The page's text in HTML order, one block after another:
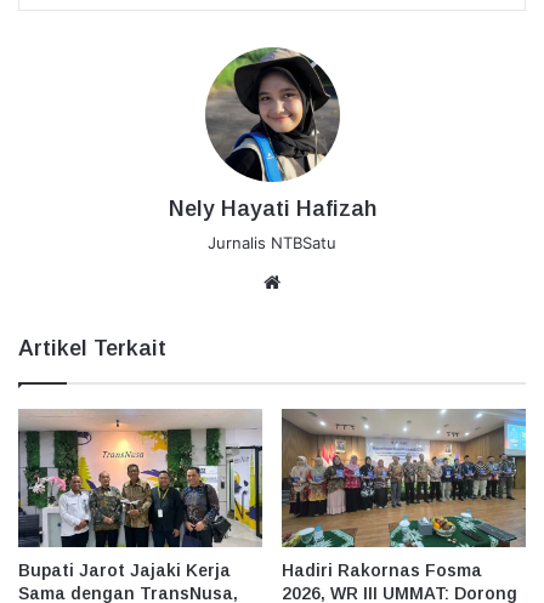
Nely Hayati Hafizah
Jurnalis NTBSatu
Artikel Terkait
Bupati Jarot Jajaki Kerja
Sama dengan TransNusa,
Hadiri Rakornas Fosma
2026, WR III UMMAT: Dorong